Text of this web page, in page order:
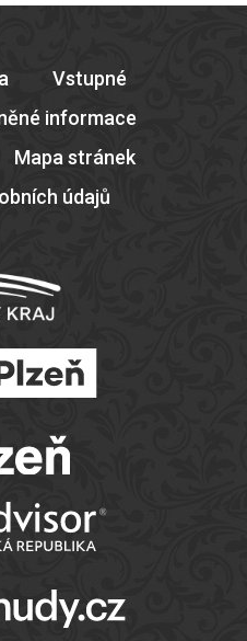
Vstupné
informace
Mapa stránek
údajů